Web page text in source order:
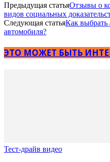
Предыдущая статьяОтзывы о
видов социальных
Следующая статьяКак выбрать
автомобиля?
ЭТО МОЖЕТ БЫТЬ
Тест-драйв видео